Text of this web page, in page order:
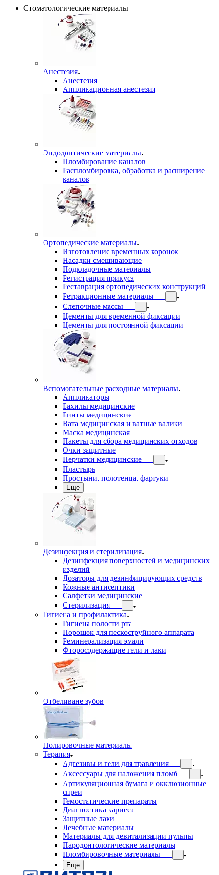
Стоматологические материалы
Анестезия
Анестезия
Аппликационная анестезия
Эндодонтические материалы
Пломбирование каналов
Распломбировка, обработка и расширение
каналов
Ортопедические материалы
Изготовление временных коронок
Насадки смешивающие
Подкладочные материалы
Регистрация прикуса
Реставрация ортопедических конструкций
Ретракционные материалы
Слепочные массы
Цементы для временной фиксации
Цементы для постоянной фиксации
Вспомогательные расходные материалы
Аппликаторы
Бахилы медицинские
Бинты медицинские
Вата медицинская и ватные валики
Маска медицинская
Пакеты для сбора медицинских отходов
Очки защитные
Перчатки медицинские
Пластырь
Простыни, полотенца, фартуки
Еще
Дезинфекция и стерилизация
Дезинфекция поверхностей и медицинских
изделий
Дозаторы для дезинфицирующих средств
Кожные антисептики
Салфетки медицинские
Стерилизация
Гигиена и профилактика
Гигиена полости рта
Порошок для пескоструйного аппарата
Реминерализация эмали
Фторосодержащие гели и лаки
Отбеливане зубов
Полировочные материалы
Терапия
Адгезивы и гели для травления
Аксессуары для наложения пломб
Артикуляционная бумага и окклюзионные
спреи
Гемостатические препараты
Диагностика кариеса
Защитные лаки
Лечебные материалы
Материалы для девитализации пульпы
Пародонтологические материалы
Пломбировочные материалы
Еще